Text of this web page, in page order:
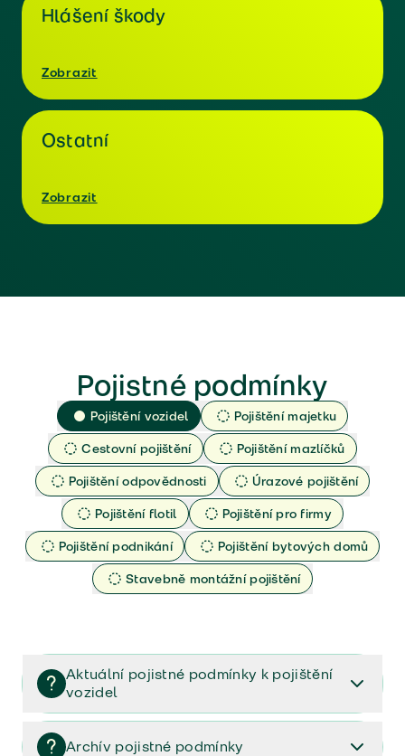
Hlášení škody
Zobrazit
Ostatní
Zobrazit
Pojistné podmínky
Pojištění vozidel
Pojištění majetku
Cestovní pojištění
Pojištění mazlíčků
Pojištění odpovědnosti
Úrazové pojištění
Pojištění flotil
Pojištění pro firmy
Pojištění podnikání
Pojištění bytových domů
Stavebně montážní pojištění
Aktuální pojistné podmínky k pojištění
vozidel
Pojištění vozidel/Pojistné podmínky a vše důležité ke
smlouvě (PDF)
Archív pojistné podmínky